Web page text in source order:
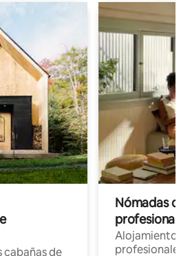
cabañas de
Nómadas
Alojamientos
profesionales